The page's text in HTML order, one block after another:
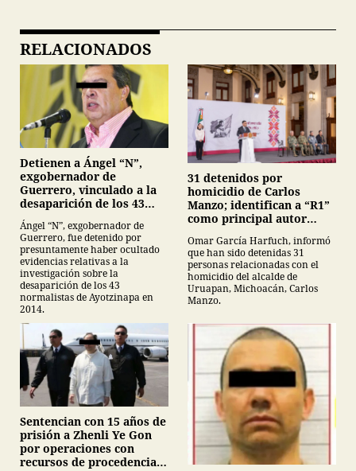
RELACIONADOS
Detienen a Ángel “N”,
exgobernador de
Guerrero, vinculado a la
desaparición de los 43
normalistas de
Ayotzinapa
Ángel “N”, exgobernador de
Guerrero, fue detenido por
presuntamente haber ocultado
evidencias relativas a la
investigación sobre la
desaparición de los 43
normalistas de Ayotzinapa en
2014.
31 detenidos por
homicidio de Carlos
Manzo; identifican a “R1”
como principal autor
Omar García Harfuch, informó
que han sido detenidas 31
personas relacionadas con el
homicidio del alcalde de
Uruapan, Michoacán, Carlos
Manzo.
Sentencian con 15 años de
prisión a Zhenli Ye Gon
por operaciones con
recursos de procedencia